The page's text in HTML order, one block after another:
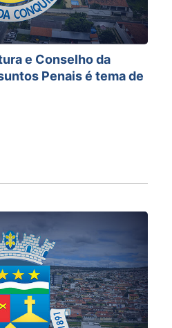
e Conselho da
Penais é tema de